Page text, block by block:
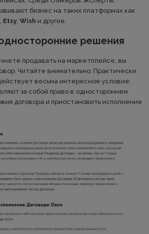
бизнес на таких платформах как
, Etsy, Wish и другие.
решения
продавать на маркетплейсе, вы
Читайте внимательно. Практически
весьма интересное условие:
за собой право в одностороннем
договора и приостановить исполнение